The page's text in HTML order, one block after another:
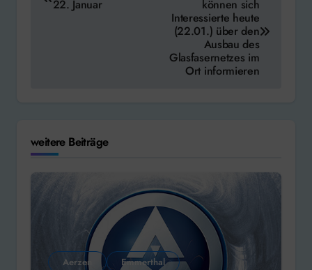
22. Januar
können sich
Interessierte heute
(22.01.) über den
Ausbau des
Glasfasernetzes im
Ort informieren
weitere Beiträge
Aerzen Emmerthal